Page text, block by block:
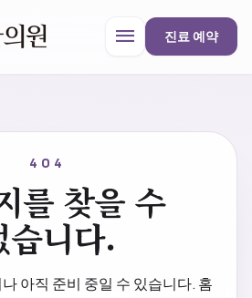
menu 진료 예약
내
404
를 찾을 수
습니다.
아직 준비 중일 수 있습니다. 홈